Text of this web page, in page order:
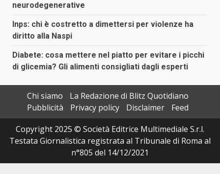
neurodegenerative
Inps: chi è costretto a dimettersi per violenze ha
diritto alla Naspi
Diabete: cosa mettere nel piatto per evitare i picchi
di glicemia? Gli alimenti consigliati dagli esperti
Chi siamo
La Redazione di Blitz Quotidiano
Pubblicità
Privacy policy Disclaimer
Feed
Copyright 2025 © Società Editrice Multimediale S.r.l.
Testata Giornalistica registrata al Tribunale di Roma al
n°805 del 14/12/2021